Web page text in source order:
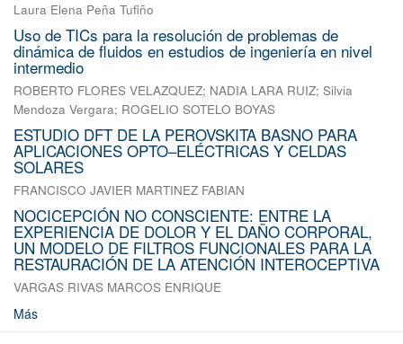
Laura Elena Peña Tufiño
Uso de TICs para la resolución de problemas de
dinámica de fluidos en estudios de ingeniería en nivel
intermedio
ROBERTO FLORES VELAZQUEZ; NADIA LARA RUIZ; Silvia
Mendoza Vergara; ROGELIO SOTELO BOYAS
ESTUDIO DFT DE LA PEROVSKITA BASNO PARA
APLICACIONES OPTO–ELÉCTRICAS Y CELDAS
SOLARES
FRANCISCO JAVIER MARTINEZ FABIAN
NOCICEPCIÓN NO CONSCIENTE: ENTRE LA
EXPERIENCIA DE DOLOR Y EL DAÑO CORPORAL,
UN MODELO DE FILTROS FUNCIONALES PARA LA
RESTAURACIÓN DE LA ATENCIÓN INTEROCEPTIVA
VARGAS RIVAS MARCOS ENRIQUE
Más